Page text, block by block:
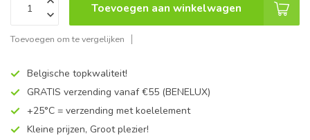
Toevoegen aan winkelwagen
Toevoegen om te vergelijken
Belgische topkwaliteit!
GRATIS verzending vanaf €55 (BENELUX)
+25°C = verzending met koelelement
Kleine prijzen, Groot plezier!